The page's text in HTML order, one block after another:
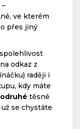
–
ve kterém
přes jiný
odkaz z
raději i
kdy máte
těsně
se chystáte